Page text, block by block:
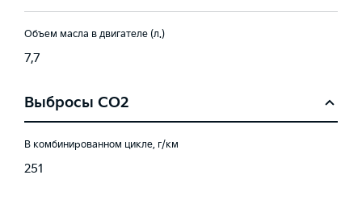
Объем масла в двигателе (л.)
7,7
Выбросы CO2
В комбинированном цикле, г/км
251